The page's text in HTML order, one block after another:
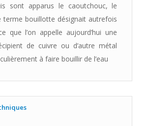
sont apparus le caoutchouc, le
terme bouillotte désignait autrefois
que l’on appelle aujourd’hui une
de cuivre ou d’autre métal
à faire bouillir de l’eau